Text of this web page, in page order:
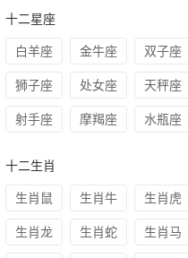
十二星座
白羊座 金牛座 双子座
狮子座 处女座 天秤座
射手座 摩羯座 水瓶座
十二生肖
生肖鼠 生肖牛 生肖虎
生肖龙 生肖蛇 生肖马